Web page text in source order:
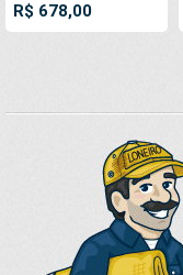
Anti-Chamas
50cm
R$ 678,00